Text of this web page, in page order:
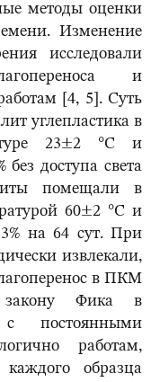
методы оценки
Изменение
исследовали
и
[4, 5]. Суть
углепластика в
23±2 °С и
доступа света
помещали в
60±2 °С и
на 64 сут. При
извлекали,
в ПКМ
закону Фика в
постоянными
работам,
образца